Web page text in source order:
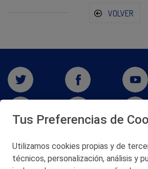
VOLVER
San Martín 5-Edificio
48550 Muskiz (Bizkaia)
Tus Preferencias de
Utilizamos cookies propias y de
técnicos, personalización, análisis y